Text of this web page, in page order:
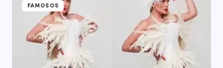
FAMOSOS